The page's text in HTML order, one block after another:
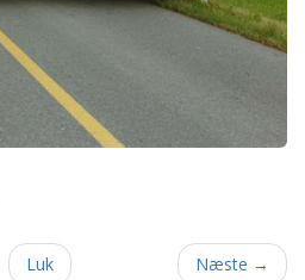
Luk Næste →